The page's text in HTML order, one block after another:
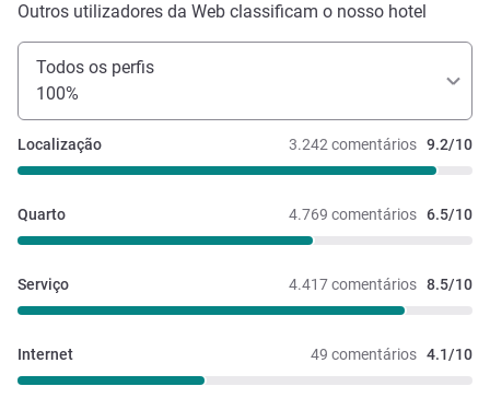
Outros utilizadores da Web classificam o nosso hotel
Todos os perfis
100%
3.242 comentários 9.2/10
Localização
4.769 comentários 6.5/10
Quarto
4.417 comentários 8.5/10
Serviço
49 comentários 4.1/10
Internet